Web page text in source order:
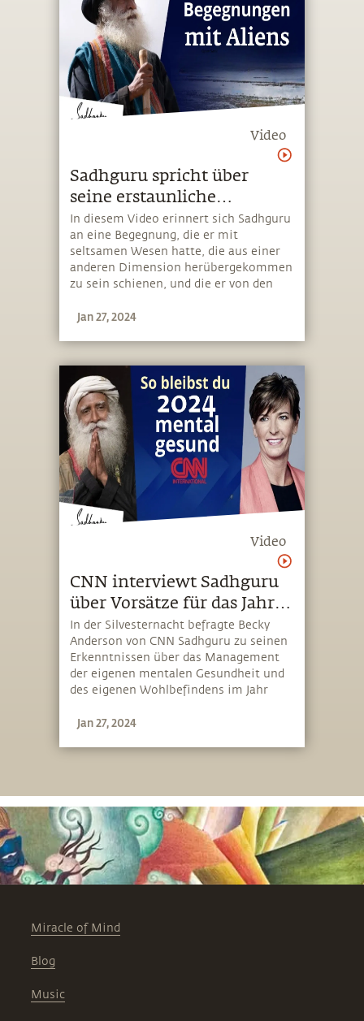
Video
Sadhguru spricht über
seine erstaunliche
Begegnung mit Aliens
In diesem Video erinnert sich Sadhguru
an eine Begegnung, die er mit
seltsamen Wesen hatte, die aus einer
anderen Dimension herübergekommen
zu sein schienen, und die er von den
anderer Bereiche unterscheidet
Jan 27, 2024
Video
CNN interviewt Sadhguru
über Vorsätze für das Jahr
2024
In der Silvesternacht befragte Becky
Anderson von CNN Sadhguru zu seinen
Erkenntnissen über das Management
der eigenen mentalen Gesundheit und
des eigenen Wohlbefindens im Jahr
auch darüber, wie sich das Thema
Boden bemühen müssen
Jan 27, 2024
Miracle of Mind
Blog
Music